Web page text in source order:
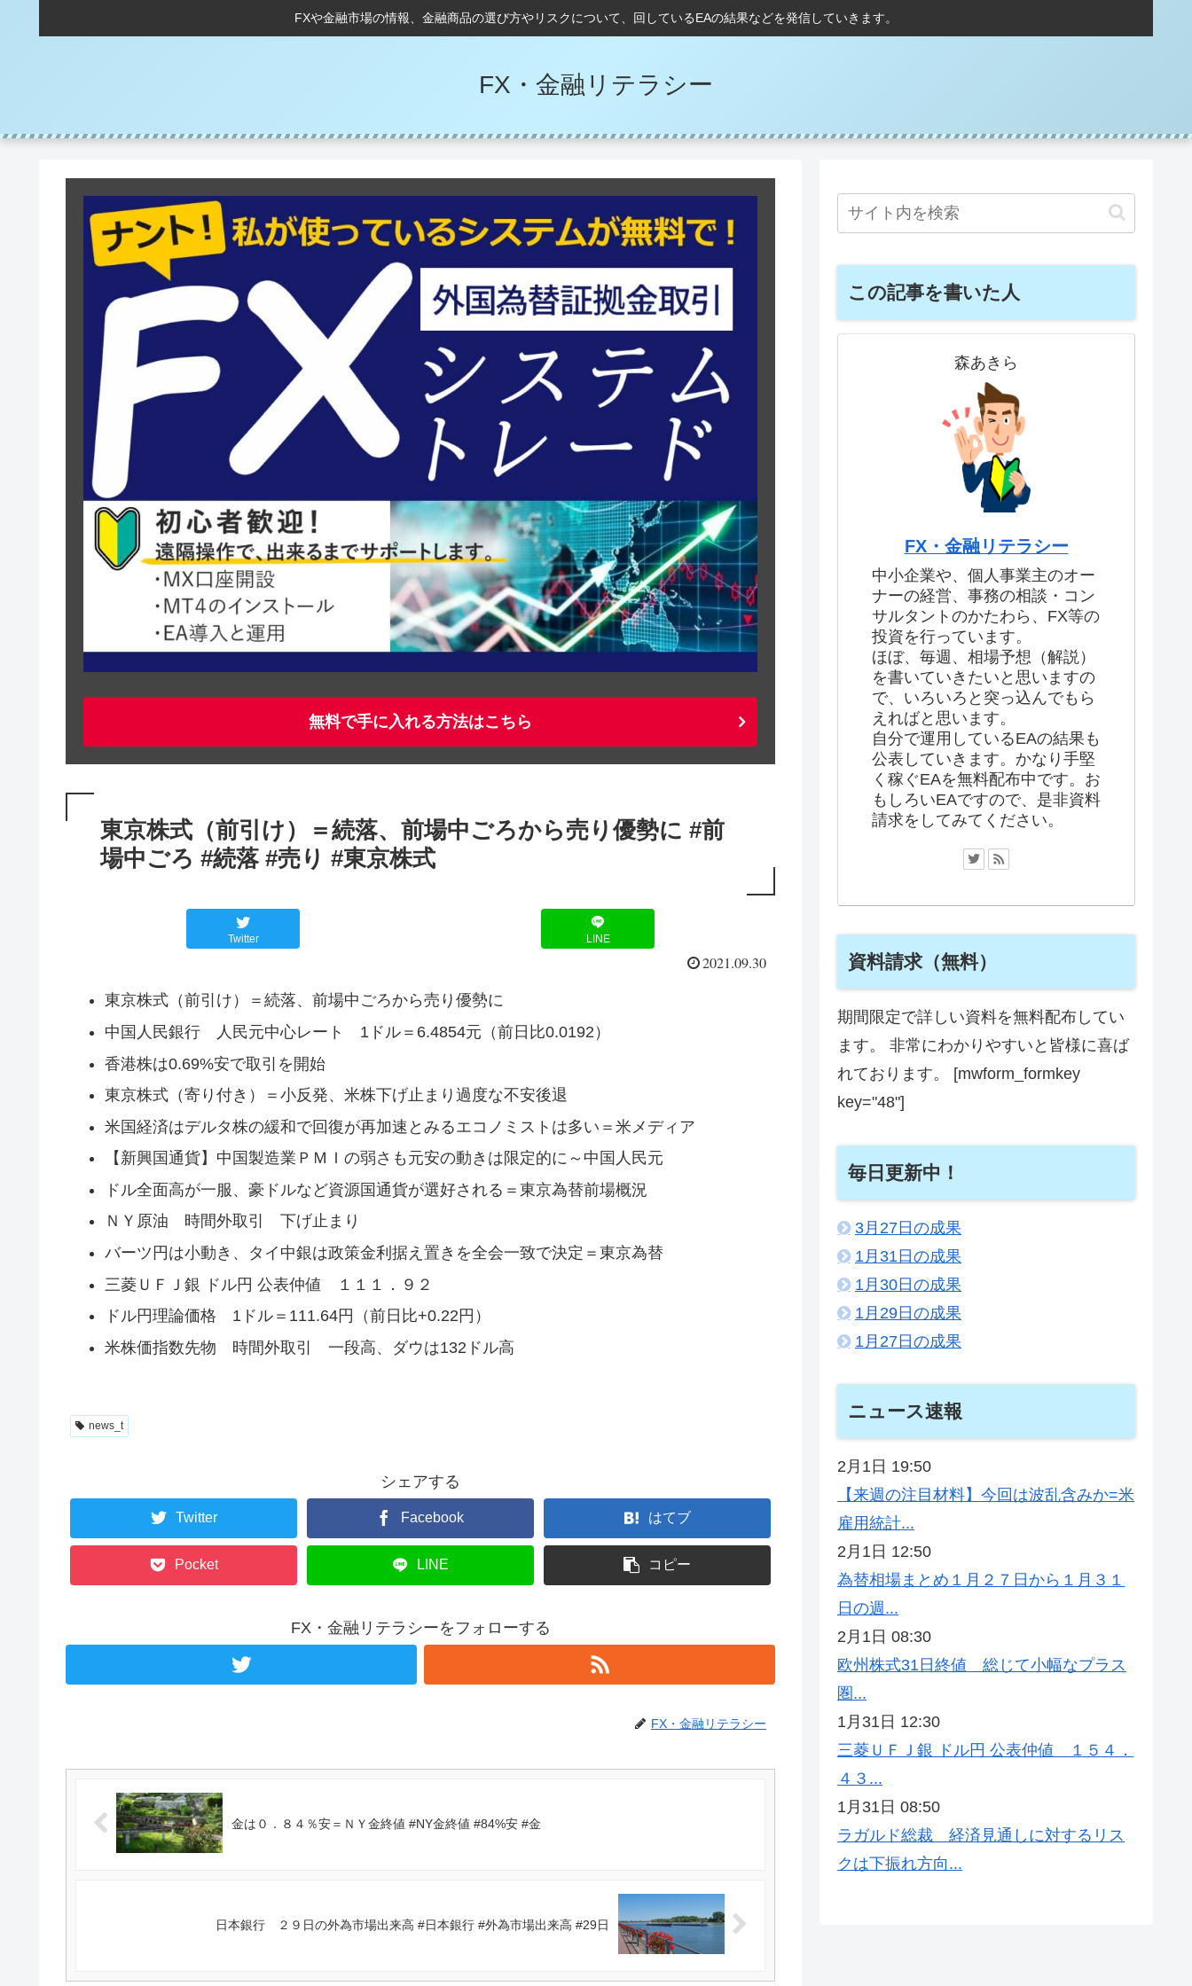
FXや金融市場の情報、金融商品の選び方やリスクについて、回しているEAの結果などを発信していきます。
FX・金融リテラシー
無料で手に入れる方法はこちら
東京株式（前引け）＝続落、前場中ごろから売り優勢に #前
場中ごろ #続落 #売り #東京株式
Twitter LINE
2021.09.30
東京株式（前引け）＝続落、前場中ごろから売り優勢に
中国人民銀行 人民元中心レート 1ドル＝6.4854元（前日比0.0192）
香港株は0.69%安で取引を開始
東京株式（寄り付き）＝小反発、米株下げ止まり過度な不安後退
米国経済はデルタ株の緩和で回復が再加速とみるエコノミストは多い＝米メディア
【新興国通貨】中国製造業ＰＭＩの弱さも元安の動きは限定的に～中国人民元
ドル全面高が一服、豪ドルなど資源国通貨が選好される＝東京為替前場概況
ＮＹ原油 時間外取引 下げ止まり
バーツ円は小動き、タイ中銀は政策金利据え置きを全会一致で決定＝東京為替
三菱ＵＦＪ銀 ドル円 公表仲値 １１１．９２
ドル円理論価格 1ドル＝111.64円（前日比+0.22円）
米株価指数先物 時間外取引 一段高、ダウは132ドル高
news_t
シェアする
Twitter Facebook はてブ
Pocket LINE コピー
FX・金融リテラシーをフォローする
FX・金融リテラシー
金は０．８４％安＝ＮＹ金終値 #NY金終値 #84%安 #金
日本銀行 ２９日の外為市場出来高 #日本銀行 #外為市場出来高 #29日
この記事を書いた人
森あきら
FX・金融リテラシー
中小企業や、個人事業主のオー
ナーの経営、事務の相談・コン
サルタントのかたわら、FX等の
投資を行っています。
ほぼ、毎週、相場予想（解説）
を書いていきたいと思いますの
で、いろいろと突っ込んでもら
えればと思います。
自分で運用しているEAの結果も
公表していきます。かなり手堅
く稼ぐEAを無料配布中です。お
もしろいEAですので、是非資料
請求をしてみてください。
資料請求（無料）
期間限定で詳しい資料を無料配布してい
ます。 非常にわかりやすいと皆様に喜ば
れております。 [mwform_formkey
key="48"]
毎日更新中！
3月27日の成果
1月31日の成果
1月30日の成果
1月29日の成果
1月27日の成果
ニュース速報
2月1日 19:50
【来週の注目材料】今回は波乱含みか=米
雇用統計...
2月1日 12:50
為替相場まとめ１月２７日から１月３１
日の週...
2月1日 08:30
欧州株式31日終値 総じて小幅なプラス
圏...
1月31日 12:30
三菱ＵＦＪ銀 ドル円 公表仲値 １５４．
４３...
1月31日 08:50
ラガルド総裁 経済見通しに対するリス
クは下振れ方向...